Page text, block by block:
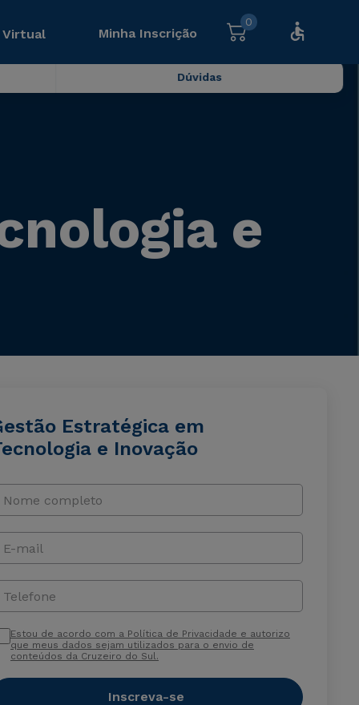
Virtual Minha Inscrição
0
Dúvidas
e
Estratégica em
e Inovação
Nome completo
E-mail
Telefone
Estou de acordo com a Política de Privacidade e autorizo
que meus dados sejam utilizados para o envio de
conteúdos da Cruzeiro do Sul.
Inscreva-se